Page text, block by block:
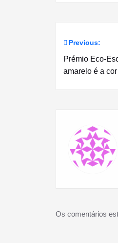
de
Previous:
Prémio Eco-
amarelo é a
Os comentários